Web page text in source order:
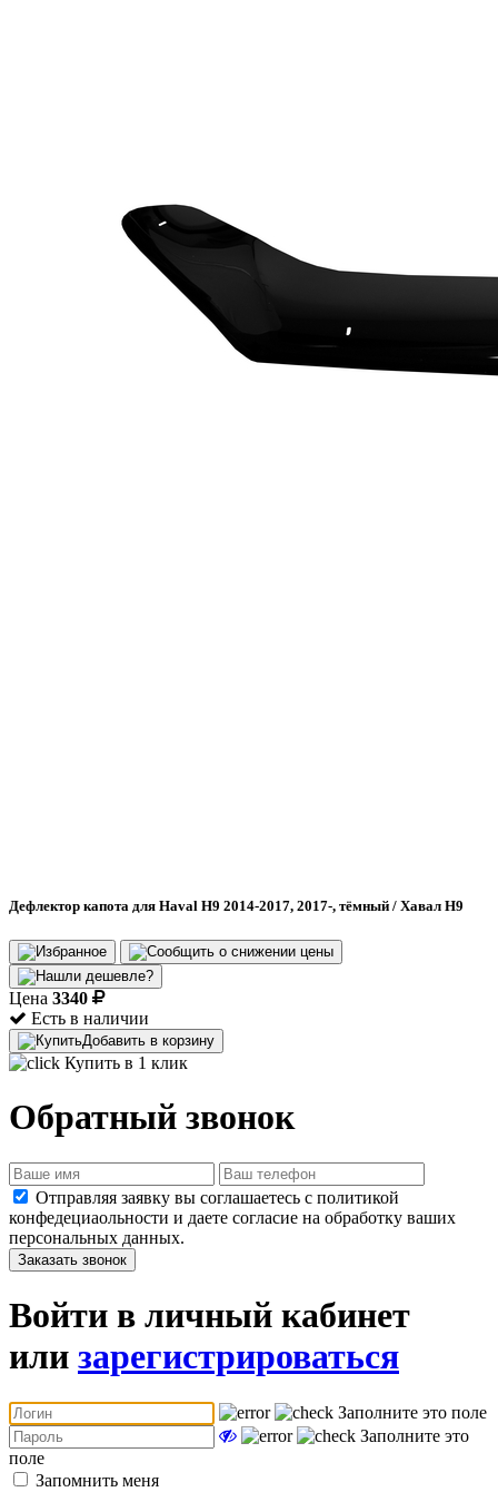
Дефлектор капота для Haval H9 2014-2017, 2017-, тёмный / Хавал Н9
Цена 3340
Есть в наличии
Добавить в корзину
Купить в 1 клик
Обратный звонок
Отправляя заявку вы соглашаетесь с политикой
конфедециаольности и даете согласие на обработку ваших
персональных данных.
Заказать звонок
Войти в личный кабинет
или зарегистрироваться
Заполните это поле
Заполните это
поле
Запомнить меня